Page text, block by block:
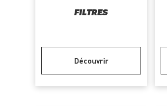
FILTRES
Découvrir